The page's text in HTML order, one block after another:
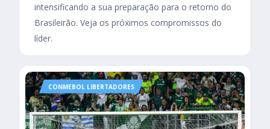
intensificando a sua preparação para o retorno do
Brasileirão. Veja os próximos compromissos do
líder.
CONMEBOL LIBERTADORES